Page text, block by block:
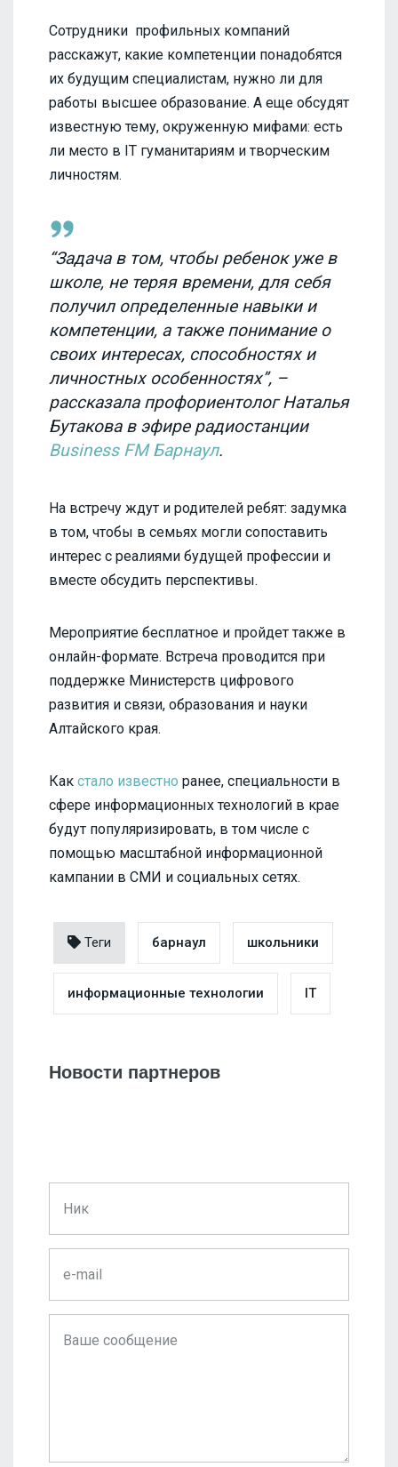
Сотрудники профильных компаний
расскажут, какие компетенции понадобятся
их будущим специалистам, нужно ли для
работы высшее образование. А еще обсудят
известную тему, окруженную мифами: есть
ли место в IT гуманитариям и творческим
личностям.
“Задача в том, чтобы ребенок уже в
школе, не теряя времени, для себя
получил определенные навыки и
компетенции, а также понимание о
своих интересах, способностях и
личностных особенностях”, –
рассказала профориентолог Наталья
Бутакова в эфире радиостанции
Business FM Барнаул.
На встречу ждут и родителей ребят: задумка
в том, чтобы в семьях могли сопоставить
интерес с реалиями будущей профессии и
вместе обсудить перспективы.
Мероприятие бесплатное и пройдет также в
онлайн-формате. Встреча проводится при
поддержке Министерств цифрового
развития и связи, образования и науки
Алтайского края.
Как стало известно ранее, специальности в
сфере информационных технологий в крае
будут популяризировать, в том числе с
помощью масштабной информационной
кампании в СМИ и социальных сетях.
Теги барнаул школьники
информационные технологии IT
Новости партнеров